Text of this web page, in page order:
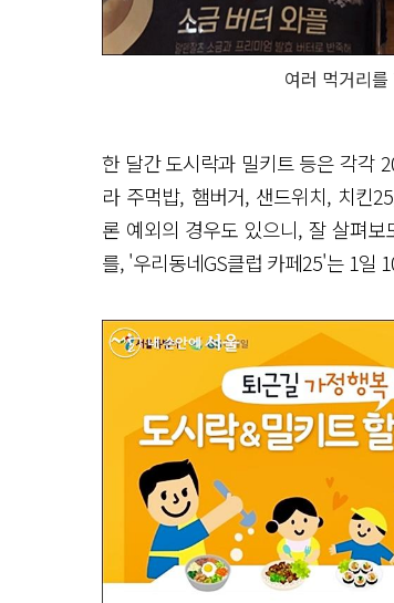
여러 먹거리
한 달간 도시락과 밀키트 등은 각각
라 주먹밥, 햄버거, 샌드위치, 치킨
론 예외의 경우도 있으니, 잘 살펴
를, '우리동네GS클럽 카페25'는 1일